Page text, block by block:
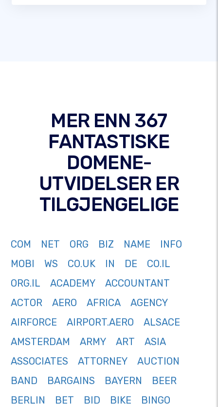
MER ENN 367
FANTASTISKE
DOMENE-
UTVIDELSER ER
TILGJENGELIGE
COM NET ORG BIZ NAME
INFO
MOBI
WS CO.UK IN DE
CO.IL
ORG.IL
ACADEMY
ACCOUNTANT
ACTOR
AERO AFRICA
AGENCY
AIRFORCE
AIRPORT.AERO
ALSACE
AMSTERDAM
ARMY ART
ASIA
ASSOCIATES
ATTORNEY
AUCTION
BAND
BARGAINS BAYERN
BEER
BERLIN
BET BID BIKE
BINGO